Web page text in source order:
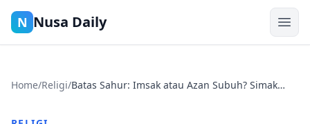
N Nusa Daily
Home/Religi/Batas Sahur: Imsak atau Azan Subuh? Simak